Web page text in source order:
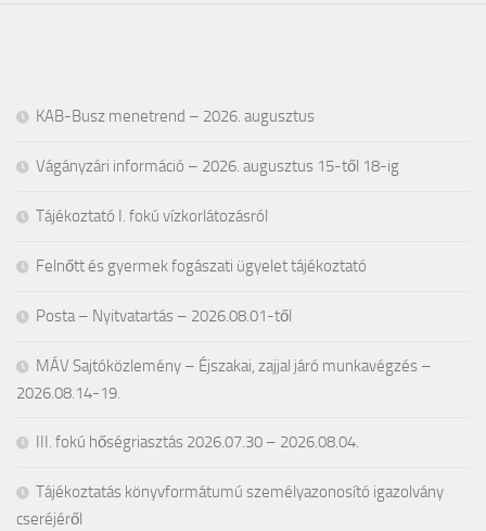
KAB-Busz menetrend – 2026. augusztus
Vágányzári információ – 2026. augusztus 15-től 18-ig
Tájékoztató I. fokú vízkorlátozásról
Felnőtt és gyermek fogászati ügyelet tájékoztató
Posta – Nyitvatartás – 2026.08.01-től
MÁV Sajtóközlemény – Éjszakai, zajjal járó munkavégzés –
2026.08.14-19.
III. fokú hőségriasztás 2026.07.30 – 2026.08.04.
Tájékoztatás könyvformátumú személyazonosító igazolvány
cseréjéről